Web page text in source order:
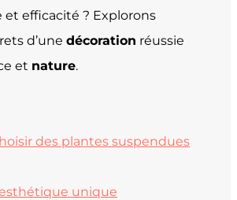
et efficacité ? Explorons
d’une décoration réussie
et nature.
des plantes suspendues
unique